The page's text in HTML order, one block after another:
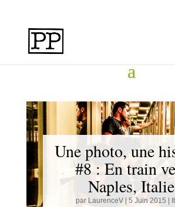
Une photo, une
#8 : En train
Naples, Italie
par LaurenceV |5 Juin 2015